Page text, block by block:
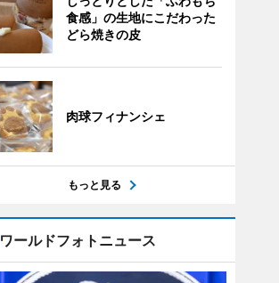
食感」の生地にこだわった
どら焼きの皮
肉球フィナンシェ
もっと見る
ワールドフォトニュース